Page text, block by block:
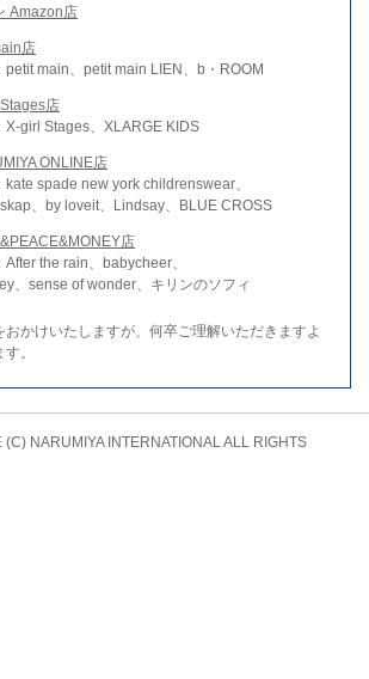
Amazon店
店
petit main、petit main LIEN、b・ROOM
店
X-girl Stages、XLARGE KIDS
ONLINE店
spade new york childrenswear、
、by loveit、Lindsay、BLUE CROSS
店
the rain、babycheer、
、sense of wonder、キリンのソフィ
おかけいたしますが、何卒ご理解いただきますよ
。